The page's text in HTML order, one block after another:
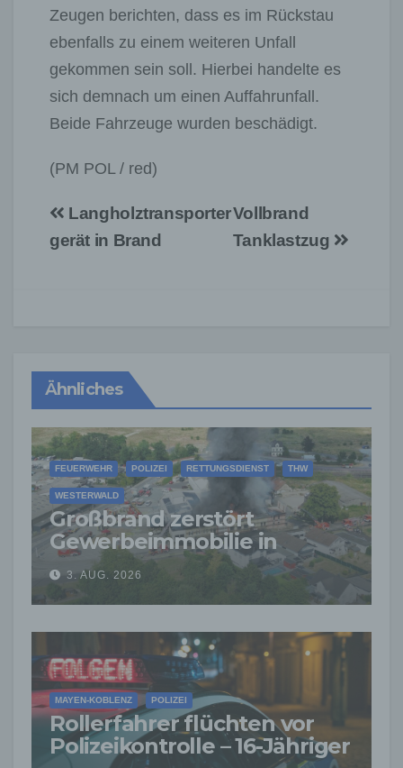
Zeugen berichten, dass es im Rückstau
ebenfalls zu einem weiteren Unfall
gekommen sein soll. Hierbei handelte es
sich demnach um einen Auffahrunfall.
Beide Fahrzeuge wurden beschädigt.
(PM POL / red)
Beitragsnavigation
Vollbrand
Tanklastzug
Langholztransporter
gerät in Brand
Ähnliches
FEUERWEHR POLIZEI RETTUNGSDIENST THW
WESTERWALD
Großbrand zerstört
Gewerbeimmobilie in
Siershahn –
Millionenschaden
entstanden
3. AUG. 2026
MAYEN-KOBLENZ POLIZEI
Rollerfahrer flüchten vor
Polizeikontrolle – 16-Jähriger